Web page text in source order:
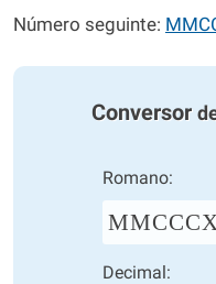
Número seguinte:
Conversor
Romano:
Decimal: